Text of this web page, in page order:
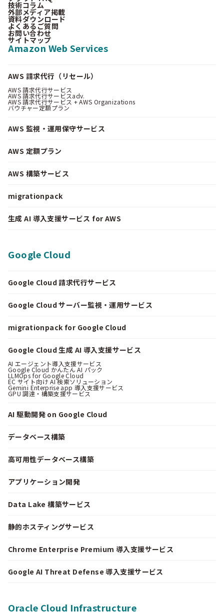
技術コラム
外部メディア掲載
資料ダウンロード
よくあるご質問
お問い合わせ
サイトマップ
Amazon Web Services
AWS 請求代行（リセール）
AWS 請求代行サービス
AWS 請求代行サービスadv.
AWS 請求代行サービス + AWS Organizations
バウチャー定額プラン
AWS 監視・運用保守サービス
AWS 定額プラン
AWS 構築サービス
migrationpack
生成 AI 導入支援サービス for AWS
Google Cloud
Google Cloud 請求代行サービス
Google Cloud サーバー監視・運用サービス
migrationpack for Google Cloud
Google Cloud 生成 AI 導入支援サービス
AI エージェント導入支援サービス
Google Cloud かんたん AI パック
LLMOps for Google Cloud
EC サイト向け AI 検索ソリューション
Gemini Enterprise app 導入支援サービス
GPU 調達・構築支援サービス
AI 駆動開発 on Google Cloud
データベース構築
高可用性データベース構築
アプリケーション開発
Data Lake 構築サービス
静的ホスティングサービス
Chrome Enterprise Premium 導入支援サービス
Google AI Threat Defense 導入支援サービス
Oracle Cloud Infrastructure